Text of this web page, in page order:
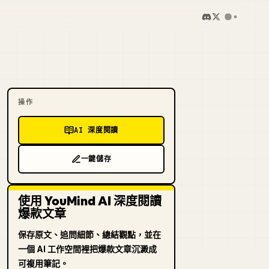
操作
AI 深度閱讀
一鍵儲存
使用 YouMind AI 深度閱讀
爆款文章
保存原文、追問細節、總結觀點，並在
一個 AI 工作空間裡把爆款文章沉澱成
可複用筆記。